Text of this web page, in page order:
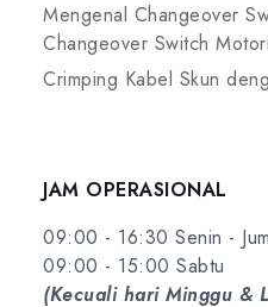
Mengenal Changeover
Changeover Switch
Crimping Kabel Skun
JAM OPERASIONAL
09:00 - 16:30 Senin -
09:00 - 15:00 Sabtu
(Kecuali hari Minggu &